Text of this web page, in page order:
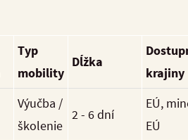
Typ
mobility
Dĺžka
krajiny
Výučba /
školenie
2 - 6 dní
EÚ,
EÚ